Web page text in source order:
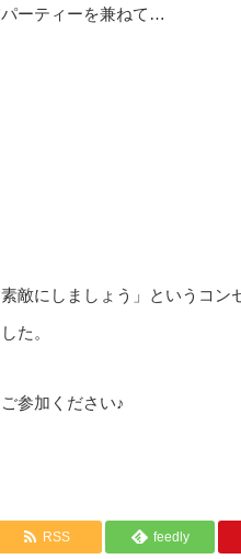
ーティーを兼ねて…
敵にしましょう」というコン
た。
参加ください♪
RSS feedly